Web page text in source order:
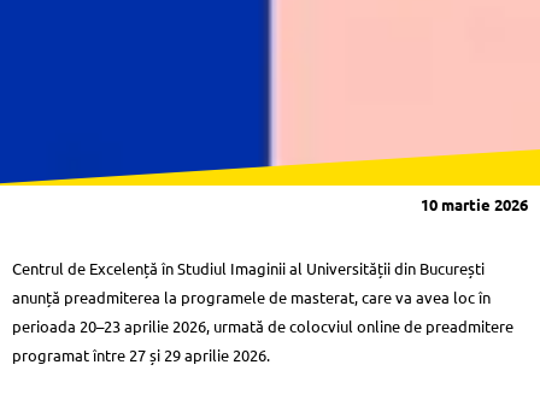
10 martie 2026
Centrul de Excelență în Studiul Imaginii al Universității din București
anunță preadmiterea la programele de masterat, care va avea loc în
perioada 20–23 aprilie 2026, urmată de colocviul online de preadmitere
programat între 27 și 29 aprilie 2026.